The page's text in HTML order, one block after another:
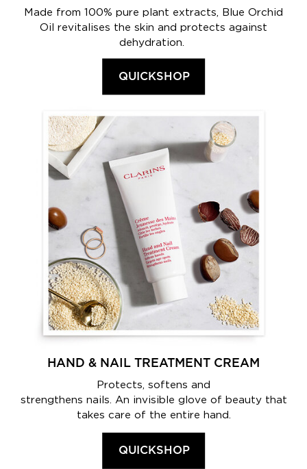
HAND & NAIL TREATMENT CREAM
Protects, softens and
strengthens nails. An invisible glove of beauty that
takes care of the entire hand.
Made from 100% pure plant extracts, Blue Orchid
Oil revitalises the skin and protects against
dehydration.
QUICKSHOP
QUICKSHOP